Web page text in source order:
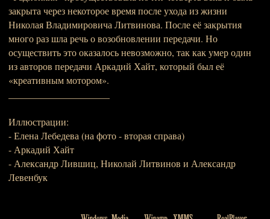
закрыта через некоторое время после ухода из жизни
Николая Владимировича Литвинова. После её закрытия
много раз шла речь о возобновлении передачи. Но
осуществить это оказалось невозможно, так как умер один
из авторов передачи Аркадий Хайт, который был её
«креативным мотором».
Иллюстрации:
- Елена Лебедева (на фото - вторая справа)
- Аркадий Хайт
- Александр Лившиц, Николай Литвинов и Александр
Левенбук